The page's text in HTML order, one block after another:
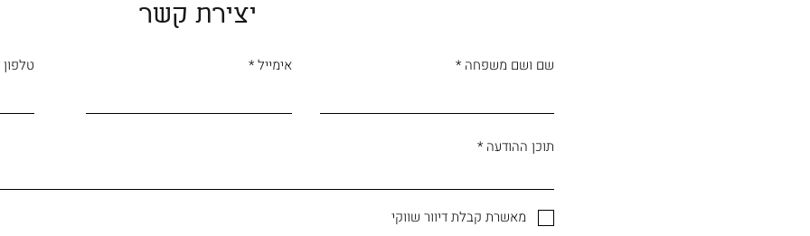
יצירת קשר
טלפון אימייל שם ושם משפחה
תוכן ההודעה
מאשרת קבלת דיוור שווקי